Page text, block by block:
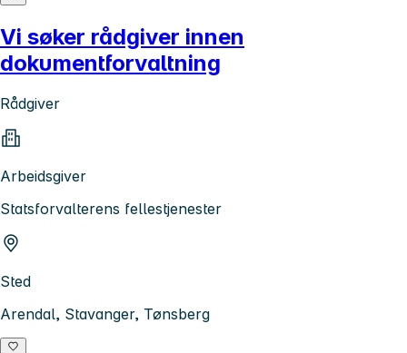
Vi søker rådgiver innen
dokumentforvaltning
Rådgiver
Arbeidsgiver
Statsforvalterens fellestjenester
Sted
Arendal, Stavanger, Tønsberg